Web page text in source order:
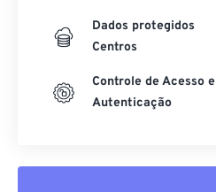
Dados protegidos
Centros
Controle de Acesso e
Autenticação